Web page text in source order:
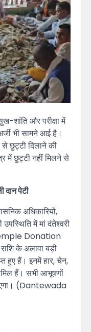
शांति और परीक्षा में
भी सामने आई है।
छुट्टी दिलाने की
में छुट्टी नहीं मिलने से
दान पेटी
अधिकारियों,
में मां दंतेश्वरी
Donation
के अलावा बड़ी
हुए हैं। इनमें हार, चेन,
हैं। सभी आभूषणों
(Dantewada